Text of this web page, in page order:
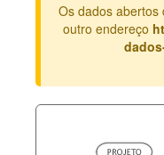
Legislação
Perguntas frequentes
Os dados abertos
outro endereço